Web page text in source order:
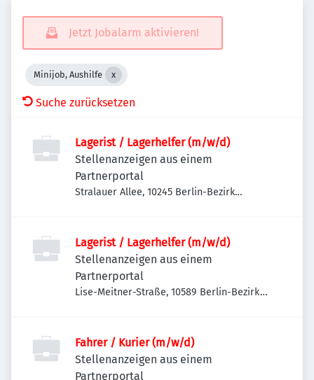
Jetzt Jobalarm aktivieren!
Minijob, Aushilfe
Suche zurücksetzen
Lagerist / Lagerhelfer (m/w/d)
Stellenanzeigen aus einem
Partnerportal
Stralauer Allee, 10245 Berlin-Bezirk
Lagerist / Lagerhelfer (m/w/d)
Stellenanzeigen aus einem
Partnerportal
Lise-Meitner-Straße, 10589 Berlin-Bezirk
Fahrer / Kurier (m/w/d)
Stellenanzeigen aus einem
Partnerportal